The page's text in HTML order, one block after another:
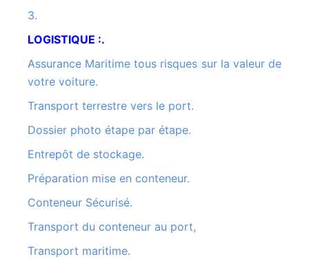
3.
LOGISTIQUE :.
Assurance Maritime tous risques sur la valeur de
votre voiture.
Transport terrestre vers le port.
Dossier photo étape par étape.
Entrepôt de stockage.
Préparation mise en conteneur.
Conteneur Sécurisé.
Transport du conteneur au port,
Transport maritime.